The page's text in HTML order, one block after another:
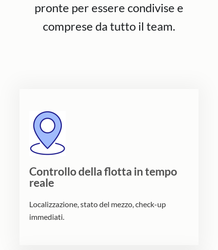
pronte per essere condivise e
comprese da tutto il team.
Controllo della flotta in tempo
reale
Localizzazione, stato del mezzo, check-up
immediati.